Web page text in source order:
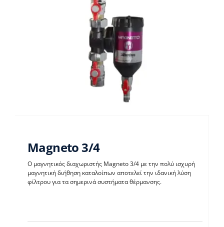
Magneto 3/4
Ο μαγνητικός διαχωριστής Magneto 3/4 με την πολύ ισχυρή
μαγνητική διήθηση καταλοίπων αποτελεί την ιδανική λύση
φίλτρου για τα σημερινά συστήματα θέρμανσης.